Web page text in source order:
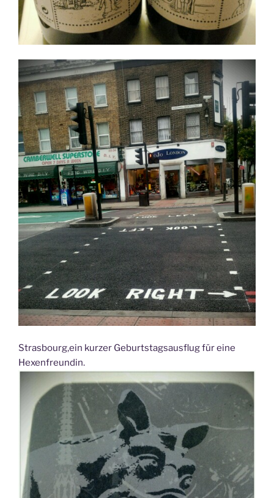
Strasbourg,ein kurzer Geburtstagsausflug für eine
Hexenfreundin.